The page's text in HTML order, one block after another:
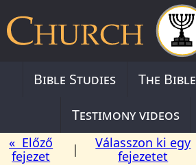
Bible Studies The Bible
Testimony videos
« Előző
fejezet
|
Válasszon ki egy
fejezetet